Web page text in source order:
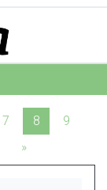
7 8
9
»